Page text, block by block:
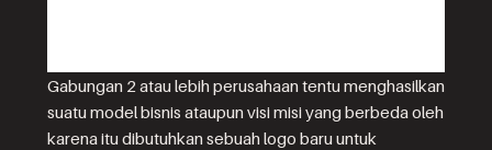
Gabungan 2 atau lebih perusahaan tentu menghasilkan
suatu model bisnis ataupun visi misi yang berbeda oleh
karena itu dibutuhkan sebuah logo baru untuk